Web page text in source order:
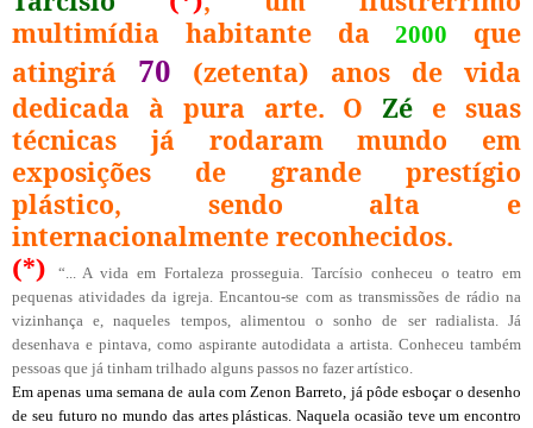
multimídia habitante da2000
que
atingirá 70 (zetenta) anos de vida
dedicada à pura arte. O Zé e suas
técnicas já rodaram mundo em
exposições de grande prestígio
plástico, sendo alta e
internacionalmente reconhecidos.
(*)
“... A vida em Fortaleza prosseguia. Tarcísio conheceu o teatro em
pequenas atividades da igreja. Encantou-se com as transmissões de rádio na
vizinhança e, naqueles tempos, alimentou o sonho de ser radialista. Já
desenhava e pintava, como aspirante autodidata a artista. Conheceu também
pessoas que já tinham trilhado alguns passos no fazer artístico.
Em apenas uma semana de aula com Zenon Barreto, já pôde esboçar o desenho
de seu futuro no mundo das artes plásticas. Naquela ocasião teve um encontro